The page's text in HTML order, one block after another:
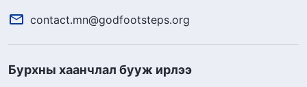
contact.mn@godfootsteps.org
Бурхны хаанчлал бууж ирлээ